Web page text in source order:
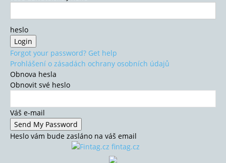
heslo
Forgot your password? Get help
Prohlášení o zásadách ochrany osobních údajů
Obnova hesla
Obnovit své heslo
Váš e-mail
Heslo vám bude zasláno na váš email
fintag.cz